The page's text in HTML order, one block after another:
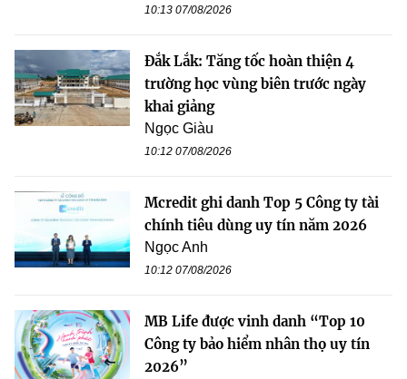
10:13 07/08/2026
Đắk Lắk: Tăng tốc hoàn thiện 4
trường học vùng biên trước ngày
khai giảng
Ngọc Giàu
10:12 07/08/2026
Mcredit ghi danh Top 5 Công ty tài
chính tiêu dùng uy tín năm 2026
Ngọc Anh
10:12 07/08/2026
MB Life được vinh danh “Top 10
Công ty bảo hiểm nhân thọ uy tín
2026”